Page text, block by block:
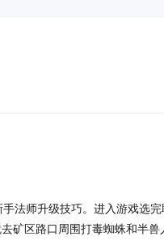
法师升级技巧。进入游戏选
矿区路口周围打毒蜘蛛和半